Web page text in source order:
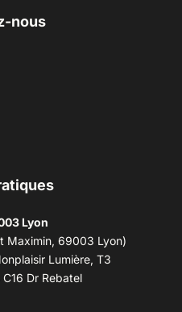
nous
Lyon
Maximin, 69003 Lyon)
Lumière, T3
Dr Rebatel